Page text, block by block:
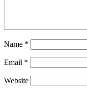
Name *
Email *
Website